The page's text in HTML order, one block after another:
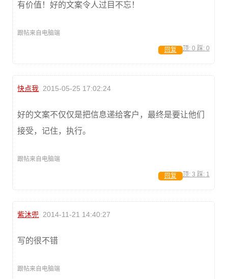
有价值！好的文案令人过目不忘！
跟帖来自电脑端
顶: 0 踩: 0
回复
快点我 2015-05-25 17:02:24
好的文案不仅仅是把信息递给客户，最终是要让他们
接受，记住，执行。
跟帖来自电脑端
顶: 3 踩: 1
回复
紫沐兜 2014-11-21 14:40:27
写的很不错
跟帖来自电脑端